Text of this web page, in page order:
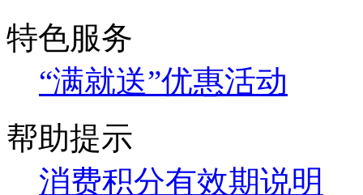
特色服务
“满就送”优惠活动
帮助提示
消费积分有效期说明